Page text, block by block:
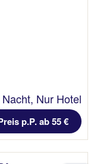
Nacht, Nur Hotel
p.P. ab 55 €